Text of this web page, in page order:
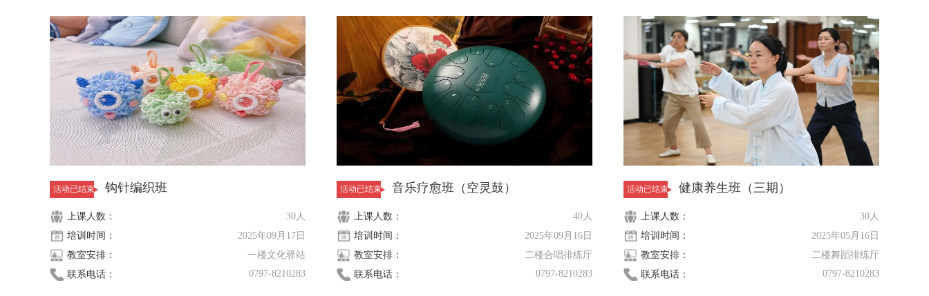
活动已结束 钩针编织班
上课人数：
30人
培训时间：
2025年09月17日
教室安排：
一楼文化驿站
联系电话：
0797-8210283
活动已结束 音乐疗愈班（空灵鼓）
上课人数：
40人
培训时间：
2025年09月16日
教室安排：
二楼合唱排练厅
联系电话：
0797-8210283
活动已结束 健康养生班（三期）
上课人数：
30人
培训时间：
2025年05月16日
教室安排：
二楼舞蹈排练厅
联系电话：
0797-8210283